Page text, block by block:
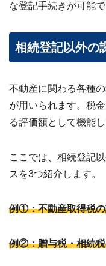
な登記手続きが可能で
相続登記以外の
不動産に関わる各種
が用いられます。税
る評価額として機能し
ここでは、相続登記
スを3つ紹介します。
例①：不動産取得税
例②：贈与税・相続